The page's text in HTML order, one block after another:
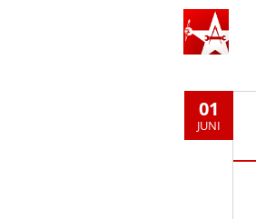
01
JUNI